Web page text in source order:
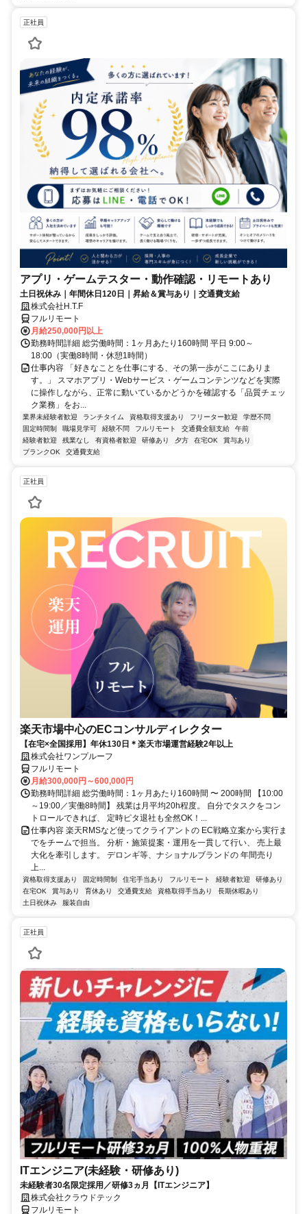
正社員
アプリ・ゲームテスター・動作確認・リモートあり
土日祝休み｜年間休日120日｜昇給＆賞与あり｜交通費支給
株式会社H.T.F
フルリモート
月給250,000円以上
勤務時間詳細 総労働時間：1ヶ月あたり160時間 平日 9:00～
18:00（実働8時間・休憩1時間）
仕事内容 「好きなことを仕事にする、その第一歩がここにありま
す。」 スマホアプリ・Webサービス・ゲームコンテンツなどを実際
に操作しながら、正常に動いているかどうかを確認する「品質チェッ
ク業務」をお...
業界未経験者歓迎 ランチタイム 資格取得支援あり フリーター歓迎
学歴不問
固定時間制
職場見学可 経験不問 フルリモート 交通費全額支給
午前
経験者歓迎
残業なし 有資格者歓迎 研修あり 夕方 在宅OK
賞与あり
ブランクOK
交通費支給
正社員
楽天市場中心のECコンサルディレクター
【在宅×全国採用】年休130日＊楽天市場運営経験2年以上
株式会社ワンプルーフ
フルリモート
月給300,000円～600,000円
勤務時間詳細 総労働時間：1ヶ月あたり160時間 〜 200時間 【10:00
～19:00／実働8時間】 残業は月平均20h程度。 自分でタスクをコン
トロールできれば、 定時ピタ退社も全然OK！...
仕事内容 楽天RMSなど使ってクライアントの EC戦略立案から実行ま
でをチームで担当。 分析・施策提案・運用を一貫して行い、 売上最
大化を牽引します。 デロンギ等、ナショナルブランドの 年間売り
上...
資格取得支援あり 固定時間制 住宅手当あり フルリモート 経験者歓迎
研修あり
在宅OK
賞与あり 育休あり 交通費支給 資格取得手当あり
長期休暇あり
土日祝休み
服装自由
正社員
ITエンジニア(未経験・研修あり)
未経験者30名限定採用／研修3ヵ月【ITエンジニア】
株式会社クラウドテック
フルリモート